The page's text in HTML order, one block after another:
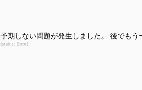
予期しない問題が発生しました。 後でも
(status: Error)